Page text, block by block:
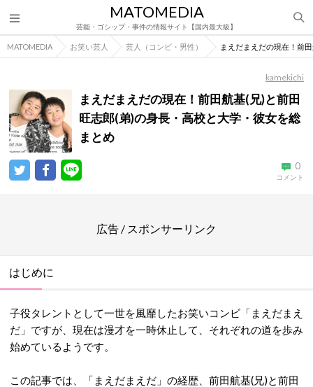
MATOMEDIA
芸能・ゴシップ・事件の情報サイト【国内最大級】
MATOMEDIA お笑い芸人 芸人（コンビ・男性） まえだまえだの現在！前
kamekichi
まえだまえだの現在！前田航基(兄)と前田
旺志郎(弟)の身長・高校と大学・彼女を総
まとめ
0
コメント
広告 / スポンサーリンク
はじめに
子役タレントとして一世を風靡したお笑いコンビ「まえだまえ
だ」ですが、現在は漫才を一時休止して、それぞれの道を歩み
始めているようです。
この記事では、「まえだまえだ」の経歴、前田航基(兄)と前田